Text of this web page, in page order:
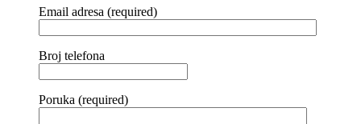
Email adresa (required)
Broj telefona
Poruka (required)